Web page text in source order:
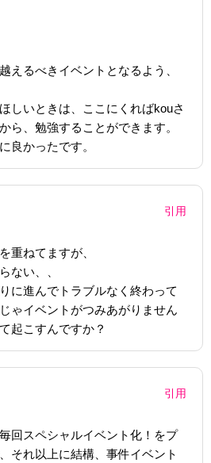
えるべきイベントとなるよう、
しいときは、ここにくればkouさ
ら、勉強することができます。
良かったです。
引用
重ねてますが、
ない、、
に進んでトラブルなく終わって
ゃイベントがつみあがりません
起こすんですか？
引用
回スペシャルイベント化！をプ
それ以上に結構、事件イベント